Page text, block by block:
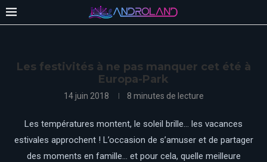
Les festivités à ne pas manquer cet été à
Europa-Park
14 juin 2018 8 minutes de lecture
Les températures montent, le soleil brille… les vacances
estivales approchent ! L’occasion de s’amuser et de partager
des moments en famille… et pour cela, quelle meilleure